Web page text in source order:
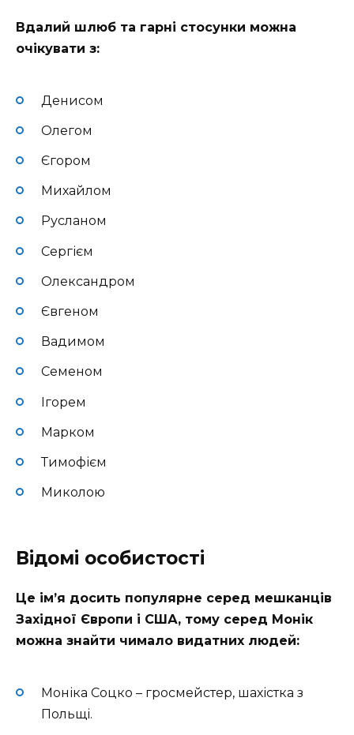
Вдалий шлюб та гарні стосунки можна
очікувати з:
Денисом
Олегом
Єгором
Михайлом
Русланом
Сергієм
Олександром
Євгеном
Вадимом
Семеном
Ігорем
Марком
Тимофієм
Миколою
Відомі особистості
Це ім’я досить популярне серед мешканців
Західної Європи і США, тому серед Монік
можна знайти чимало видатних людей:
Моніка Соцко – гросмейстер, шахістка з
Польщі.